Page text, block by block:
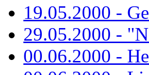
19.05.2000 -
29.05.2000 -
00.06.2000 -